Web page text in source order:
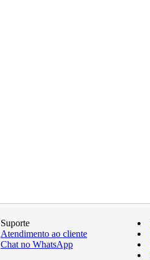
Suporte
Atendimento ao cliente
Chat no WhatsApp